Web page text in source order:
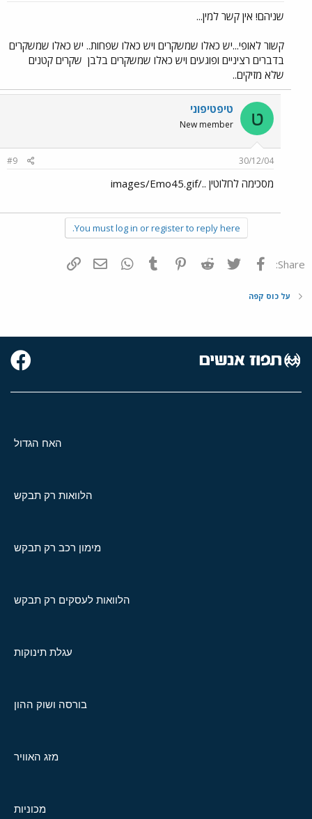
שניהם! אין קשר למין...
קשור לאופי...יש כאלו שמשקרים ויש כאלו שפחות.. יש כאלו שמשקרים
בדברים רציניים ופוגעים ויש כאלו שמשקרים בלבן שקרים קטנים
שלא מזיקים..
ט טיפטיפוני
New member
30/12/04
#9
מסכימה לחלוטין ../images/Emo45.gif
You must log in or register to reply here.
Share: פייסבוק Twitter
Reddit
Pinterest
Tumblr
WhatsAppדואר אלקטרוני
על כוס קפה
האח הגדול
הלוואות רק תבקש
מימון רכב רק תבקש
הלוואות לעסקים רק תבקש
עגלת תינוקות
בורסה ושוק ההון
מזג האוויר
מכוניות